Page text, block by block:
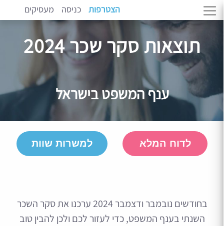
הצטרפות כניסה מעסיקים
תוצאות סקר שכר 2024
ענף המשפט בישראל
לדוח המלא למשרות שוות
בחודשים נובמבר ודצמבר 2024 ערכנו את סקר השכר
השנתי בענף המשפט, כדי לעזור לכם ולכן להבין טוב